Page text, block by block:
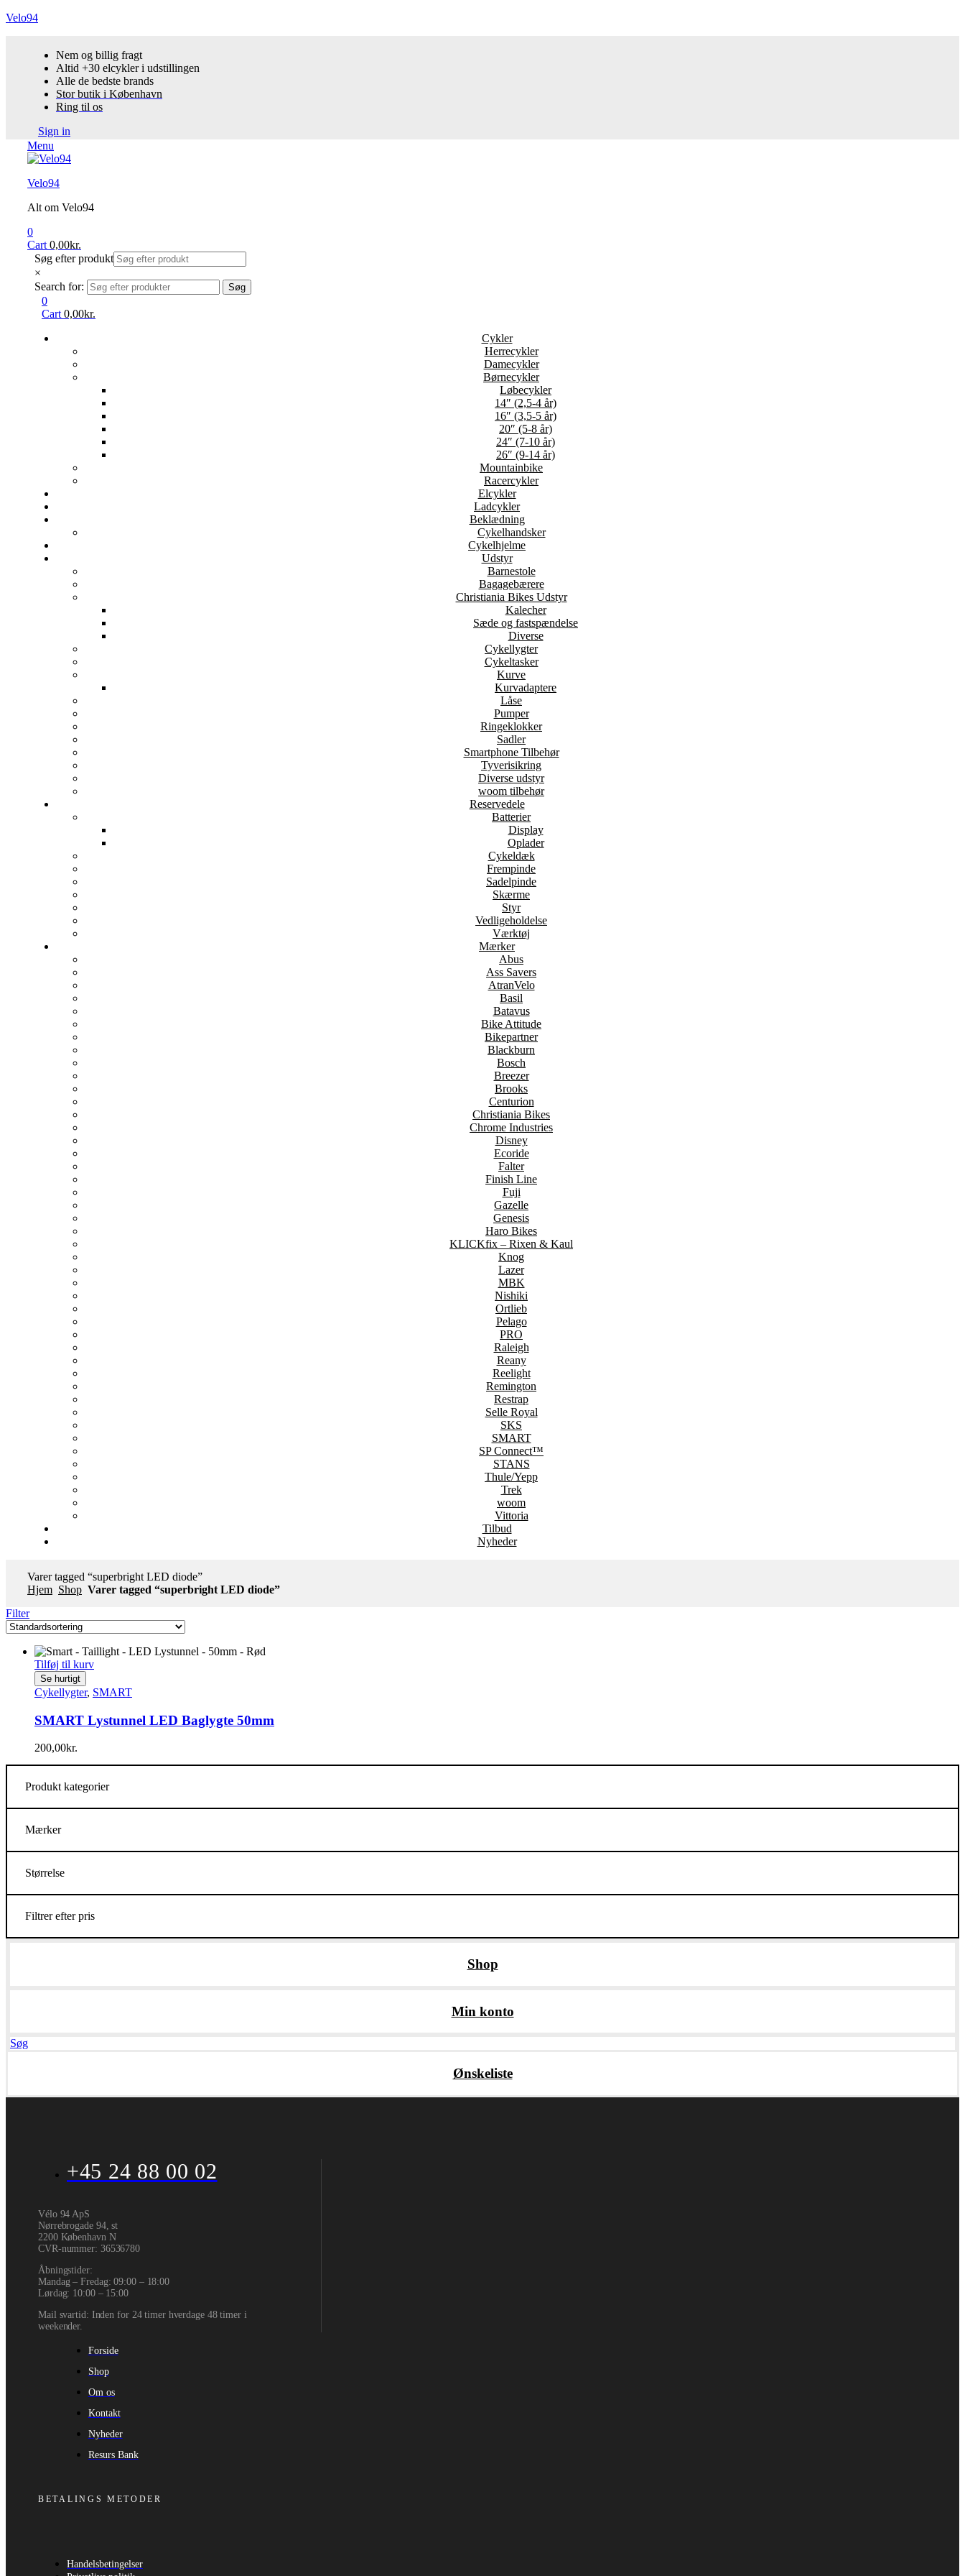
Velo94
Nem og billig fragt
Altid +30 elcykler i udstillingen
Alle de bedste brands
Stor butik i København
Ring til os
Sign in
Menu
Velo94
Alt om Velo94
0
Cart 0,00kr.
Søg efter produkt
×
Search for:
Søg
0
Cart 0,00kr.
Cykler
Herrecykler
Damecykler
Børnecykler
Løbecykler
14″ (2,5-4 år)
16″ (3,5-5 år)
20″ (5-8 år)
24″ (7-10 år)
26″ (9-14 år)
Mountainbike
Racercykler
Elcykler
Ladcykler
Beklædning
Cykelhandsker
Cykelhjelme
Udstyr
Barnestole
Bagagebærere
Christiania Bikes Udstyr
Kalecher
Sæde og fastspændelse
Diverse
Cykellygter
Cykeltasker
Kurve
Kurvadaptere
Låse
Pumper
Ringeklokker
Sadler
Smartphone Tilbehør
Tyverisikring
Diverse udstyr
woom tilbehør
Reservedele
Batterier
Display
Oplader
Cykeldæk
Frempinde
Sadelpinde
Skærme
Styr
Vedligeholdelse
Værktøj
Mærker
Abus
Ass Savers
AtranVelo
Basil
Batavus
Bike Attitude
Bikepartner
Blackburn
Bosch
Breezer
Brooks
Centurion
Christiania Bikes
Chrome Industries
Disney
Ecoride
Falter
Finish Line
Fuji
Gazelle
Genesis
Haro Bikes
KLICKfix – Rixen & Kaul
Knog
Lazer
MBK
Nishiki
Ortlieb
Pelago
PRO
Raleigh
Reany
Reelight
Remington
Restrap
Selle Royal
SKS
SMART
SP Connect™
STANS
Thule/Yepp
Trek
woom
Vittoria
Tilbud
Nyheder
Varer tagged “superbright LED diode”
Hjem Shop Varer tagged “superbright LED diode”
Filter
Tilføj til kurv
Se hurtigt
Cykellygter, SMART
SMART Lystunnel LED Baglygte 50mm
200,00kr.
Produkt kategorier
Mærker
Størrelse
Filtrer efter pris
Shop
Min konto
Søg
Ønskeliste
+45 24 88 00 02
Vélo 94 ApS
Nørrebrogade 94, st
2200 København N
CVR-nummer: 36536780
Åbningstider:
Mandag – Fredag: 09:00 – 18:00
Lørdag: 10:00 – 15:00
Mail svartid: Inden for 24 timer hverdage 48 timer i
weekender.
Forside
Shop
Om os
Kontakt
Nyheder
Resurs Bank
BETALINGS METODER
Handelsbetingelser